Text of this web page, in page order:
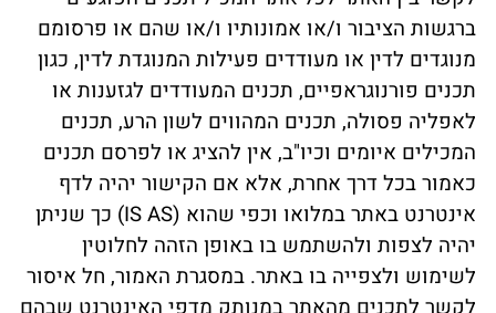
ברגשות הציבור ו/או אמונותיו ו/או שהם או פרסומם
מנוגדים לדין או מעודדים פעילות המנוגדת לדין, כגון
תכנים פורנוגראפיים, תכנים המעודדים לגזענות או
לאפליה פסולה, תכנים המהווים לשון הרע, תכנים
המכילים איומים וכיו"ב, אין להציג או לפרסם תכנים
כאמור בכל דרך אחרת, אלא אם הקישור יהיה לדף
אינטרנט באתר במלואו וכפי שהוא (IS AS) כך שניתן
יהיה לצפות ולהשתמש בו באופן הזהה לחלוטין
לשימוש ולצפייה בו באתר. במסגרת האמור, חל איסור